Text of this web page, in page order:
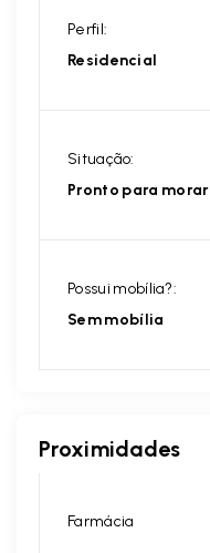
Perfil:
Residencial
Situação:
Pronto para morar
Possui mobília?:
Sem mobília
Proximidades
Farmácia